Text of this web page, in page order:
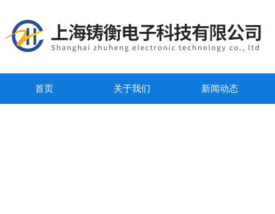
首页 关于我们 新闻动态